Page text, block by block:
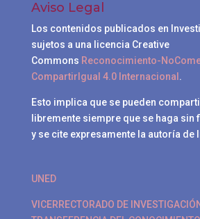
Aviso Legal
Los contenidos publicados en
sujetos a una licencia Creative
Commons Reconocimiento-
CompartirIgual 4.0 Internacional .
Esto implica que se pueden
libremente siempre que se haga
y se cite expresamente la autoría de
UNED
VICERRECTORADO DE